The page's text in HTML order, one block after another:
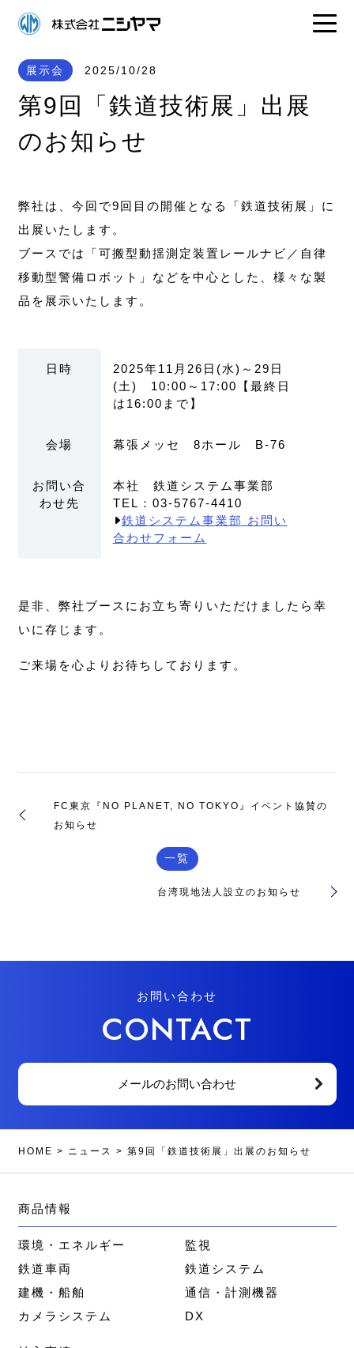
展示会 2025/10/28
第9回「鉄道技術展」出展
のお知らせ
弊社は、今回で9回目の開催となる「鉄道技術展」に
出展いたします。
ブースでは「可搬型動揺測定装置レールナビ／自律
移動型警備ロボット」などを中心とした、様々な製
品を展示いたします。
日時
2025年11月26日(水)～29日
(土) 10:00～17:00【最終日
は16:00まで】
会場 幕張メッセ 8ホール B-76
お問い合
わせ先
本社 鉄道システム事業部
TEL：03-5767-4410
鉄道システム事業部 お問い
合わせフォーム
是非、弊社ブースにお立ち寄りいただけましたら幸
いに存じます。
ご来場を心よりお待ちしております。
FC東京『NO PLANET, NO TOKYO』イベント協賛の
お知らせ
一覧
台湾現地法人設立のお知らせ
お問い合わせ
CONTACT
メールのお問い合わせ
HOME > ニュース > 第9回「鉄道技術展」出展のお知らせ
商品情報
環境・エネルギー
監視
鉄道車両
鉄道システム
建機・船舶
通信・計測機器
カメラシステム
DX